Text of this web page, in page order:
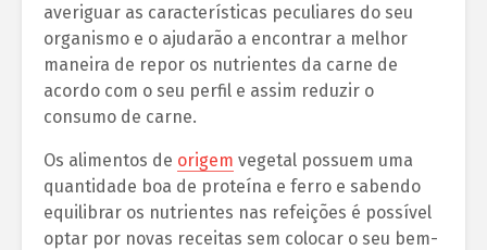
averiguar as características peculiares do seu
organismo e o ajudarão a encontrar a melhor
maneira de repor os nutrientes da carne de
acordo com o seu perfil e assim reduzir o
consumo de carne.
Os alimentos de origem vegetal possuem uma
quantidade boa de proteína e ferro e sabendo
equilibrar os nutrientes nas refeições é possível
optar por novas receitas sem colocar o seu bem-